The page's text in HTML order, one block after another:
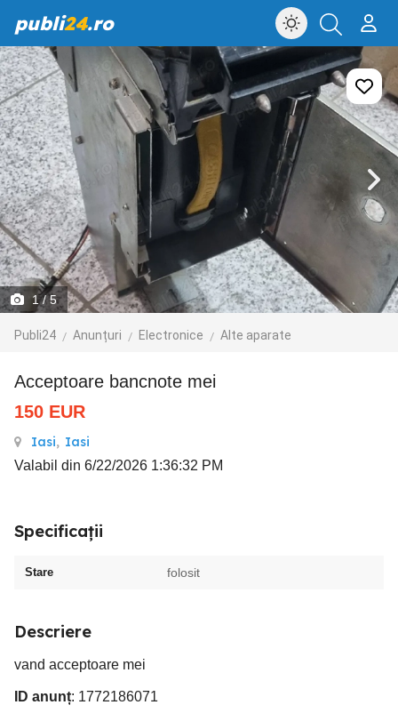
publi24.ro
1/ 5
Publi24 Anunțuri Electronice Alte aparate
acceptoare bancnote mei
150 EUR
Iasi, Iasi
Valabil din 6/22/2026 1:36:32 PM
Specificații
Stare folosit
Descriere
vand acceptoare mei
ID anunț: 1772186071